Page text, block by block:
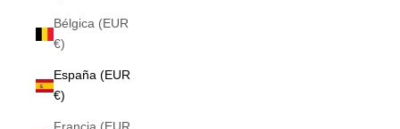
Bélgica (EUR
€)
España (EUR
€)